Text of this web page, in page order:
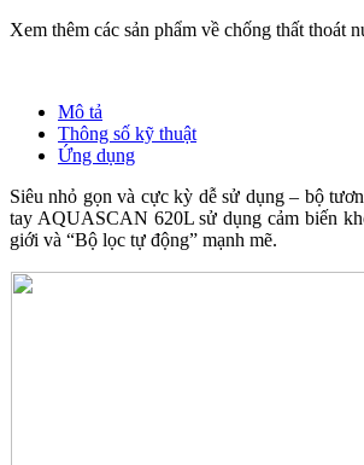
Xem thêm các sản phẩm về chống thất thoát
Mô tả
Thông số kỹ thuật
Ứng dụng
Siêu nhỏ gọn và cực kỳ dễ sử dụng – bộ
tay AQUASCAN 620L sử dụng cảm biến
giới và “Bộ lọc tự động” mạnh mẽ.